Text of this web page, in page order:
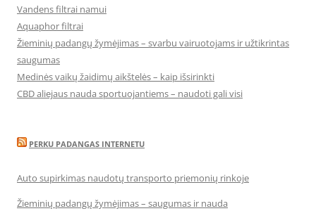
Vandens filtrai namui
Aquaphor filtrai
Žieminių padangų žymėjimas – svarbu vairuotojams ir užtikrintas
saugumas
Medinės vaikų žaidimų aikštelės – kaip išsirinkti
CBD aliejaus nauda sportuojantiems – naudoti gali visi
PERKU PADANGAS INTERNETU
Auto supirkimas naudotų transporto priemonių rinkoje
Žieminių padangų žymėjimas – saugumas ir nauda